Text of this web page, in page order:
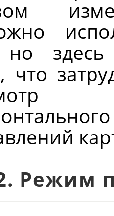
но здесь
что
Режим